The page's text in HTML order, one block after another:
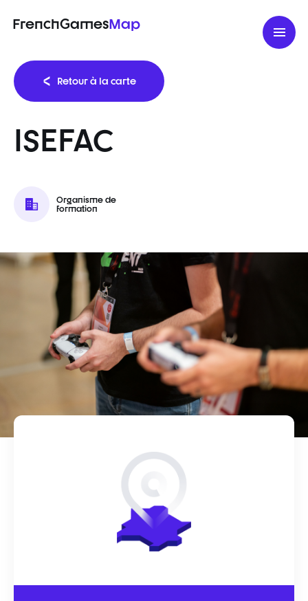
FrenchGamesMap
Retour à la carte
ISEFAC
Organisme de
formation